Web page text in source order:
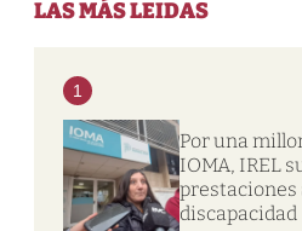
LAS MÁS LEIDAS
1
Por una
IOMA, IREL
prestaciones
discapacidad